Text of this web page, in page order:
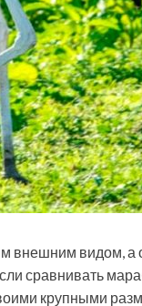
внешним видом, а
сравнивать
крупными